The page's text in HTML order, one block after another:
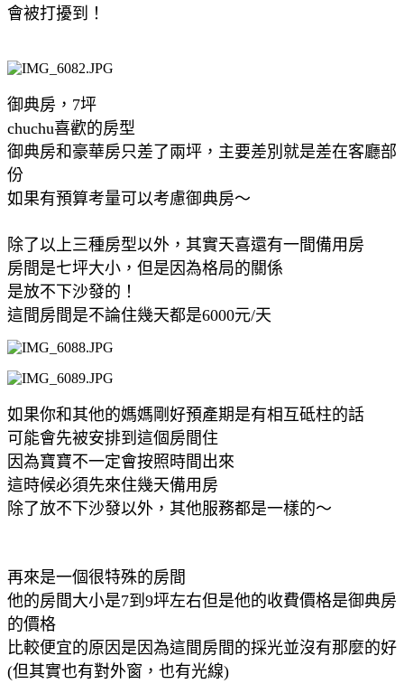
會被打擾到！
御典房，7坪
chuchu喜歡的房型
御典房和豪華房只差了兩坪，主要差別就是差在客廳部
份
如果有預算考量可以考慮御典房～
除了以上三種房型以外，其實天喜還有一間備用房
房間是七坪大小，但是因為格局的關係
是放不下沙發的！
這間房間是不論住幾天都是6000元/天
如果你和其他的媽媽剛好預產期是有相互砥柱的話
可能會先被安排到這個房間住
因為寶寶不一定會按照時間出來
這時候必須先來住幾天備用房
除了放不下沙發以外，其他服務都是一樣的～
再來是一個很特殊的房間
他的房間大小是7到9坪左右但是他的收費價格是御典房
的價格
比較便宜的原因是因為這間房間的採光並沒有那麼的好
(但其實也有對外窗，也有光線)